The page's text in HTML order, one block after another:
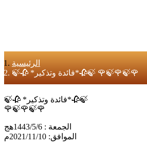
الرئيسية
🍃🥀 *فائدة وتذكير*🥀🍃 🌹🍃🌹🍃🌹
🍃🥀 *فائدة وتذكير*🥀🍃
🌹🍃🌹🍃🌹
الجمعة : 1443/5/6هج
الموافق: 2021/11/10م